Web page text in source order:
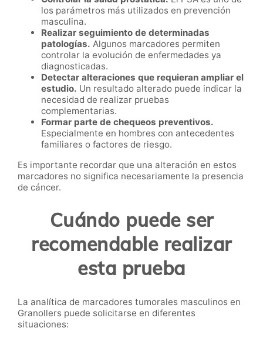
los parámetros más utilizados en prevención
masculina.
Realizar seguimiento de determinadas
patologías. Algunos marcadores permiten
controlar la evolución de enfermedades ya
diagnosticadas.
Detectar alteraciones que requieran ampliar el
estudio. Un resultado alterado puede indicar la
necesidad de realizar pruebas
complementarias.
Formar parte de chequeos preventivos.
Especialmente en hombres con antecedentes
familiares o factores de riesgo.
Es importante recordar que una alteración en estos
marcadores no significa necesariamente la presencia
de cáncer.
Cuándo puede ser
recomendable realizar
esta prueba
La analítica de marcadores tumorales masculinos en
Granollers puede solicitarse en diferentes
situaciones: